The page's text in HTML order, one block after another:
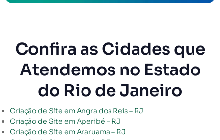
Confira as Cidades que
Atendemos no Estado
do Rio de Janeiro
Criação de Site em Angra dos Reis – RJ
Criação de Site em Aperibé – RJ
Criação de Site em Araruama – RJ